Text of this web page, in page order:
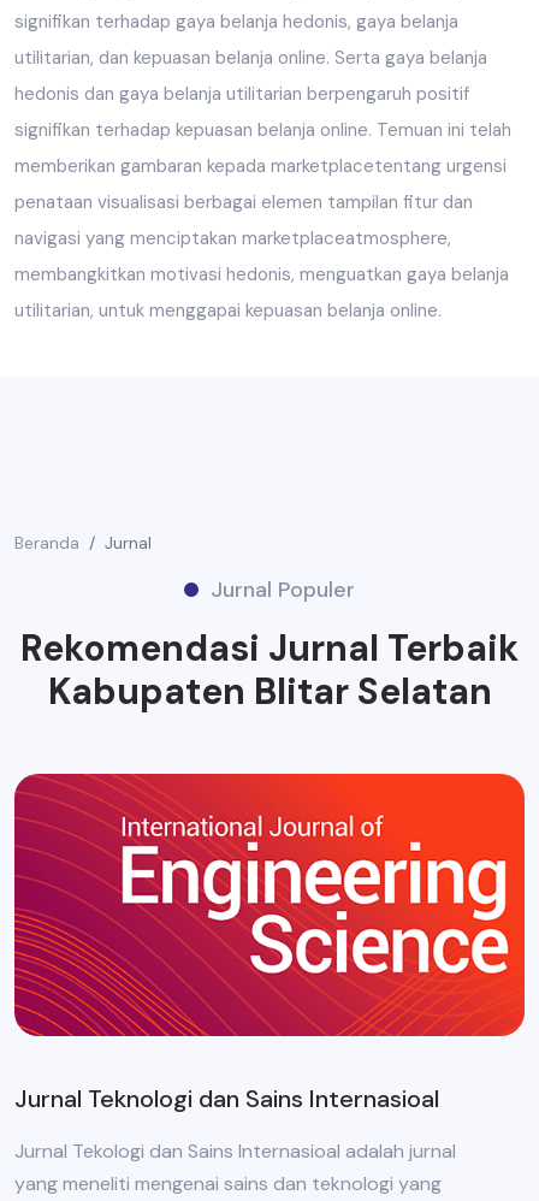
signifikan terhadap gaya belanja hedonis, gaya belanja
utilitarian, dan kepuasan belanja online. Serta gaya belanja
hedonis dan gaya belanja utilitarian berpengaruh positif
signifikan terhadap kepuasan belanja online. Temuan ini telah
memberikan gambaran kepada marketplacetentang urgensi
penataan visualisasi berbagai elemen tampilan fitur dan
navigasi yang menciptakan marketplaceatmosphere,
membangkitkan motivasi hedonis, menguatkan gaya belanja
utilitarian, untuk menggapai kepuasan belanja online.
Beranda Jurnal
Jurnal Populer
Rekomendasi Jurnal Terbaik
Kabupaten Blitar Selatan
Jurnal Teknologi dan Sains Internasioal
Jurnal Tekologi dan Sains Internasioal adalah jurnal
yang meneliti mengenai sains dan teknologi yang